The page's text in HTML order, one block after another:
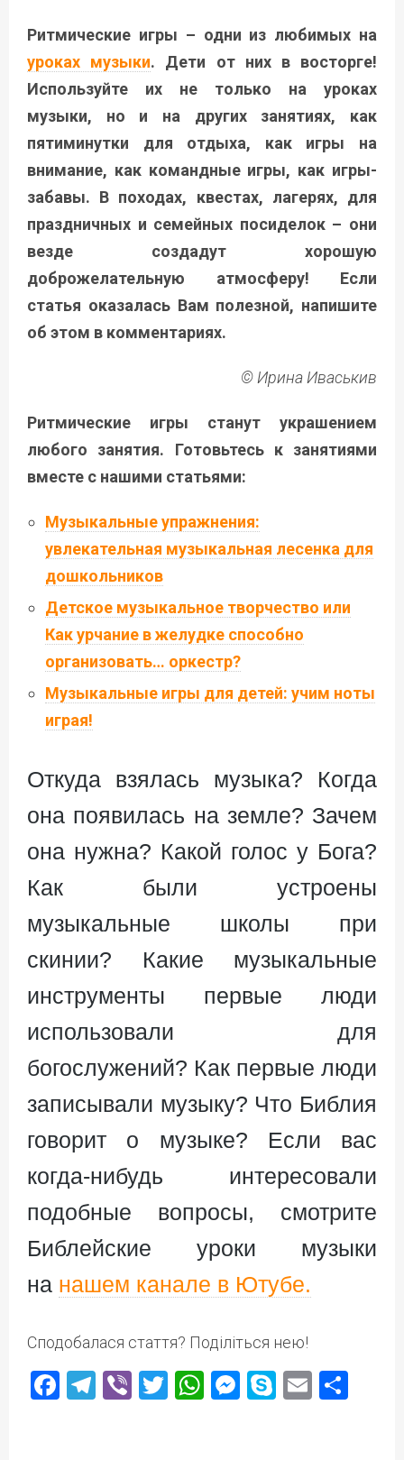
Ритмические игры – одни из любимых на
уроках музыки. Дети от них в восторге!
Используйте их не только на уроках
музыки, но и на других занятиях, как
пятиминутки для отдыха, как игры на
внимание, как командные игры, как игры-
забавы. В походах, квестах, лагерях, для
праздничных и семейных посиделок – они
везде создадут хорошую
доброжелательную атмосферу! Если
статья оказалась Вам полезной, напишите
об этом в комментариях.
© Ирина Иваськив
Ритмические игры станут украшением
любого занятия. Готовьтесь к занятиями
вместе с нашими статьями:
Музыкальные упражнения:
увлекательная музыкальная лесенка для
дошкольников
Детское музыкальное творчество или
Как урчание в желудке способно
организовать… оркестр?
Музыкальные игры для детей: учим ноты
играя!
Откуда взялась музыка? Когда
она появилась на земле? Зачем
она нужна? Какой голос у Бога?
Как были устроены
музыкальные школы при
скинии? Какие музыкальные
инструменты первые люди
использовали для
богослужений? Как первые люди
записывали музыку? Что Библия
говорит о музыке? Если вас
когда-нибудь интересовали
подобные вопросы, смотрите
Библейские уроки музыки
на нашем канале в Ютубе.
Сподобалася стаття? Поділіться нею!
Facebook
Telegram
ViberTwitter
WhatsApp
Messenger
Skype
Email